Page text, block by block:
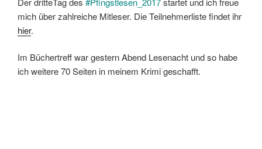
mich über zahlreiche Mitleser. Die Teilnehmerliste findet ihr
hier.
Im Büchertreff war gestern Abend Lesenacht und so habe
ich weitere 70 Seiten in meinem Krimi geschafft.